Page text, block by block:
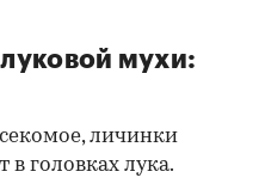
луковой мухи:
личинки
в головках лука.